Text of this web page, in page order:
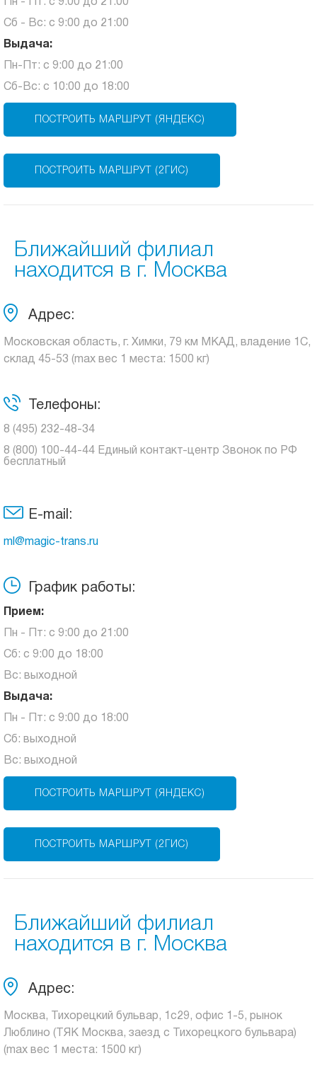
Пн - Пт: с 9:00 до 21:00
Сб - Вс: с 9:00 до 21:00
Выдача:
Пн-Пт: с 9:00 до 21:00
Сб-Вс: с 10:00 до 18:00
ПОСТРОИТЬ МАРШРУТ (ЯНДЕКС)
ПОСТРОИТЬ МАРШРУТ (2ГИС)
Ближайший филиал
находится в г. Москва
Адрес:
Московская область, г. Химки, 79 км МКАД, владение 1С,
склад 45-53 (max вес 1 места: 1500 кг)
Телефоны:
8 (495) 232-48-34
8 (800) 100-44-44 Единый контакт-центр Звонок по РФ
бесплатный
E-mail:
ml@magic-trans.ru
График работы:
Прием:
Пн - Пт: с 9:00 до 21:00
Сб: с 9:00 до 18:00
Вс: выходной
Выдача:
Пн - Пт: с 9:00 до 18:00
Сб: выходной
Вс: выходной
ПОСТРОИТЬ МАРШРУТ (ЯНДЕКС)
ПОСТРОИТЬ МАРШРУТ (2ГИС)
Ближайший филиал
находится в г. Москва
Адрес:
Москва, Тихорецкий бульвар, 1с29, офис 1-5, рынок
Люблино (ТЯК Москва, заезд с Тихорецкого бульвара)
(max вес 1 места: 1500 кг)